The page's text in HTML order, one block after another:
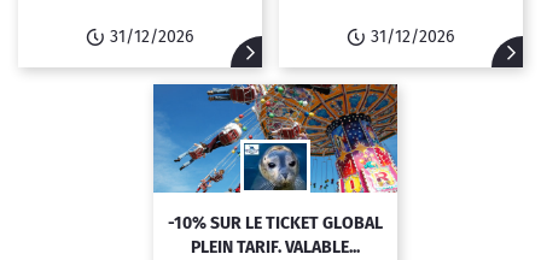
31/12/2026 31/12/2026
-10% SUR LE TICKET GLOBAL
PLEIN TARIF. VALABLE...